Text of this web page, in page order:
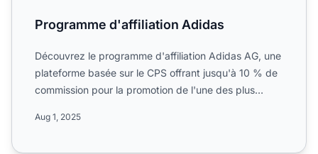
Programme d'affiliation Adidas
Découvrez le programme d'affiliation Adidas AG, une
plateforme basée sur le CPS offrant jusqu'à 10 % de
commission pour la promotion de l'une des plus
Aug 1, 2025